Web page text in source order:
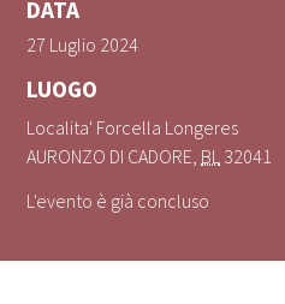
DATA
27 Luglio 2024
LUOGO
Localita' Forcella Longeres
AURONZO DI CADORE, BL 32041
L'evento è già concluso